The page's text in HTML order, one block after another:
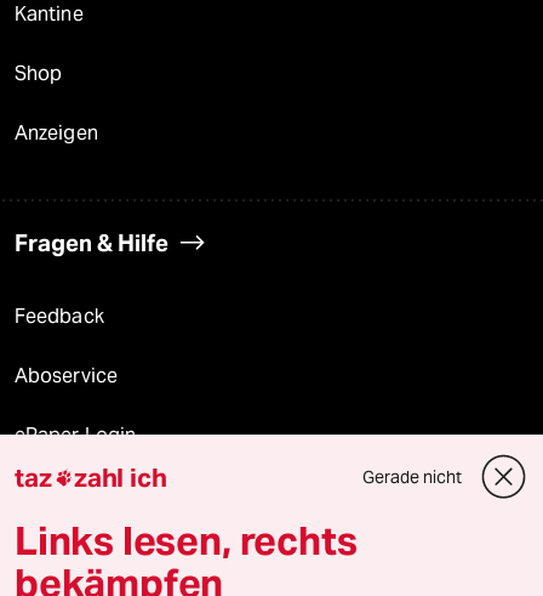
Kantine
Shop
Anzeigen
Fragen & Hilfe
Feedback
Aboservice
ePaper Login
Downloads für Abonnierende
taz zahl ich Gerade nicht
Links lesen, rechts
bekämpfen